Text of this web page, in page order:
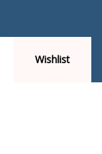
Wishlist